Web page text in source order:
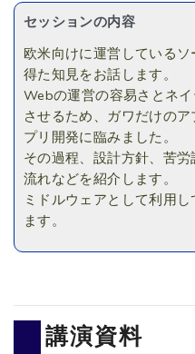
セッションの内容
欧米向けに運営している
得た知見をお話します。
Webの運営の容易さとネ
させるため、ガワだけの
プリ開発に臨みました。
その過程、設計方針、苦
流れなどを紹介します。
ミドルウェアとして利用
ます。
講演資料